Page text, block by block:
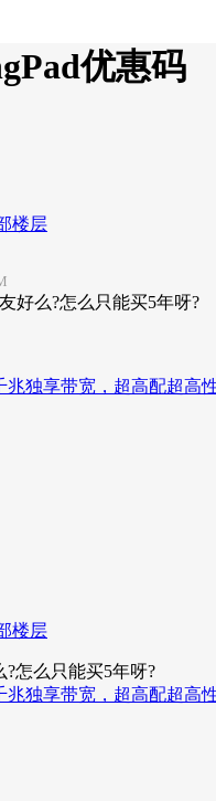
优惠码
楼层
好么?怎么只能买5年呀?
兆独享带宽，超高配超高
楼层
怎么只能买5年呀?
兆独享带宽，超高配超高